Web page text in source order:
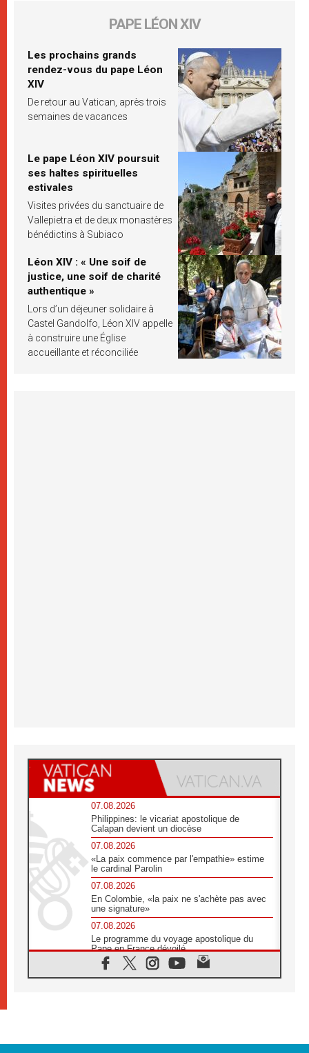
PAPE LÉON XIV
Les prochains grands
rendez-vous du pape Léon
XIV
De retour au Vatican, après trois
semaines de vacances
Le pape Léon XIV poursuit
ses haltes spirituelles
estivales
Visites privées du sanctuaire de
Vallepietra et de deux monastères
bénédictins à Subiaco
Léon XIV : « Une soif de
justice, une soif de charité
authentique »
Lors d’un déjeuner solidaire à
Castel Gandolfo, Léon XIV appelle
à construire une Église
accueillante et réconciliée
07.08.2026
Philippines: le vicariat apostolique de
Calapan devient un diocèse
07.08.2026
«La paix commence par l'empathie» estime
le cardinal Parolin
07.08.2026
En Colombie, «la paix ne s'achète pas avec
une signature»
07.08.2026
Le programme du voyage apostolique du
Pape en France dévoilé
07.08.2026
1ère Conférence continentale sur l'éducation
07.08.2026